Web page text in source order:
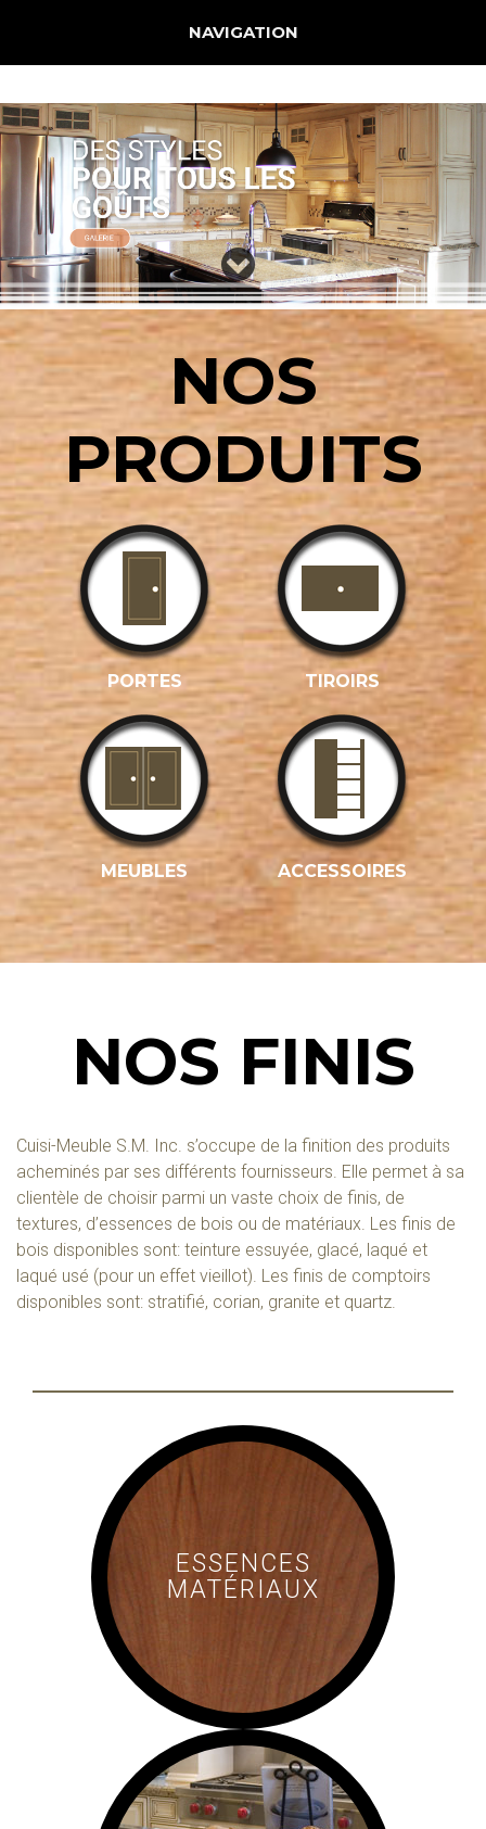
NOS
PRODUITS
PORTES TIROIRS
MEUBLES ACCESSOIRES
NOS FINIS
Cuisi-Meuble S.M. Inc. s’occupe de la finition des produits
acheminés par ses différents fournisseurs. Elle permet à sa
clientèle de choisir parmi un vaste choix de finis, de
textures, d’essences de bois ou de matériaux. Les finis de
bois disponibles sont: teinture essuyée, glacé, laqué et
laqué usé (pour un effet vieillot). Les finis de comptoirs
disponibles sont: stratifié, corian, granite et quartz.
ESSENCES
MATÉRIAUX
NAVIGATION